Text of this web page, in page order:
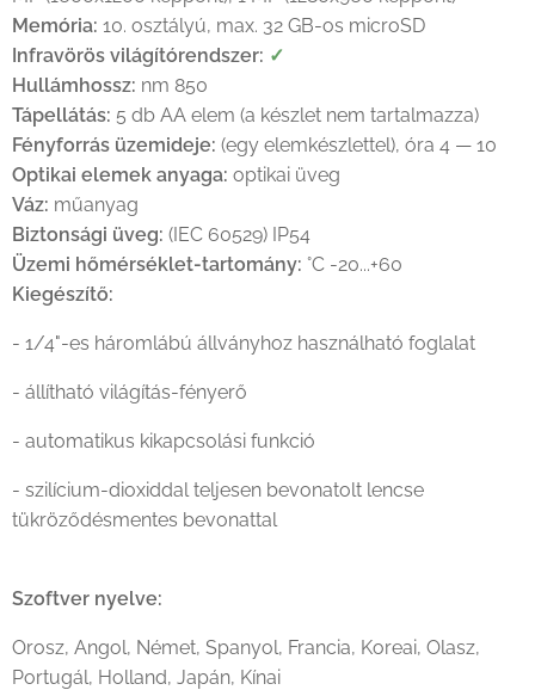
Memória: 10. osztályú, max. 32 GB-os microSD
Infravörös világítórendszer: ✓
Hullámhossz: nm 850
Tápellátás: 5 db AA elem (a készlet nem tartalmazza)
Fényforrás üzemideje: (egy elemkészlettel), óra 4 — 10
Optikai elemek anyaga: optikai üveg
Váz: műanyag
Biztonsági üveg: (IEC 60529) IP54
Üzemi hőmérséklet-tartomány: °C -20...+60
Kiegészítő:
- 1/4"-es háromlábú állványhoz használható foglalat
- állítható világítás-fényerő
- automatikus kikapcsolási funkció
- szilícium-dioxiddal teljesen bevonatolt lencse
tükröződésmentes bevonattal
Szoftver nyelve:
Orosz, Angol, Német, Spanyol, Francia, Koreai, Olasz,
Portugál, Holland, Japán, Kínai